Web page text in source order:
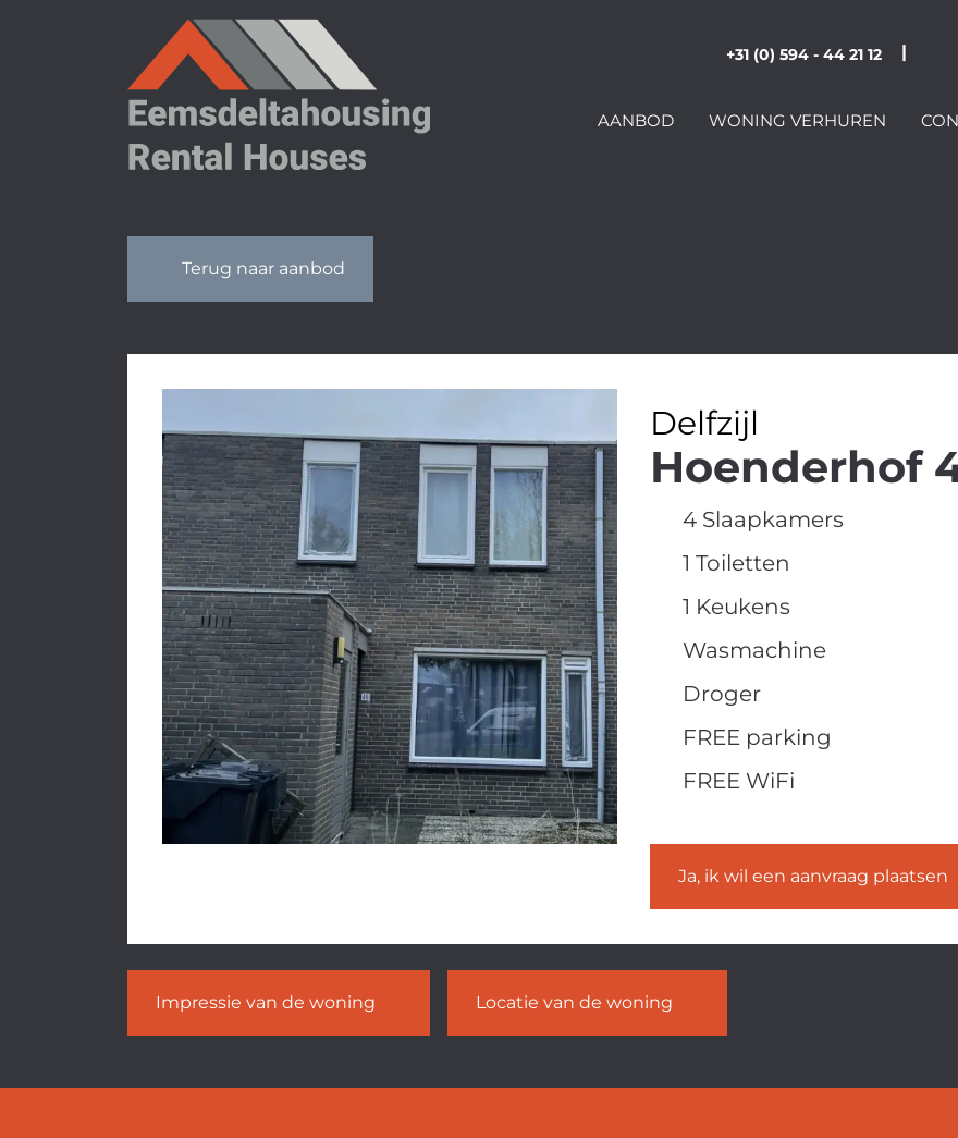
+31 (0) 594 - 44 21 12 |
AANBOD WONING VERHUREN
Terug naar aanbod
Delfzijl
Hoenderhof
4 Slaapkamers
1 Toiletten
1 Keukens
Wasmachine
Droger
FREE parking
FREE WiFi
Ja, ik wil een aanvraag plaatsen
Impressie van de woning Locatie van de woning